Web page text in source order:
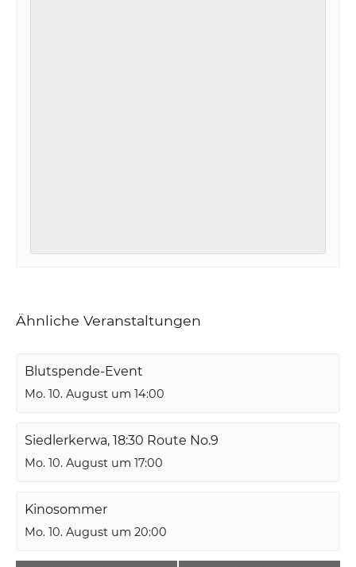
Ähnliche Veranstaltungen
Blutspende-Event
Mo. 10. August um 14:00
Siedlerkerwa, 18:30 Route No.9
Mo. 10. August um 17:00
Kinosommer
Mo. 10. August um 20:00